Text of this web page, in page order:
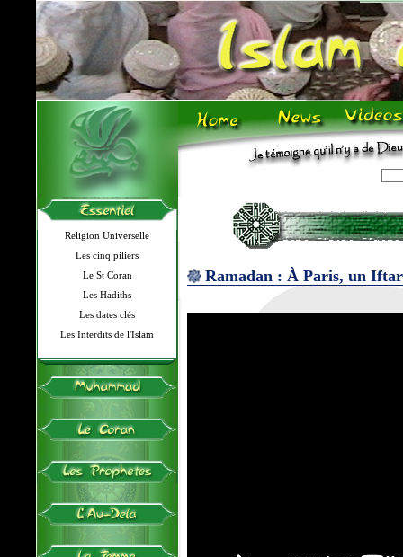
Religion Universelle
Les cinq piliers
Le St Coran
Les Hadiths
Les dates clés
Les Interdits de l'Islam
Ramadan : À Paris, un